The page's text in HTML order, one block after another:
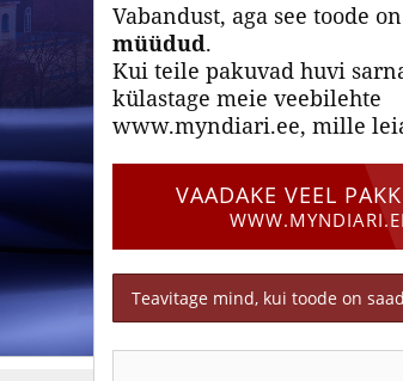
Vabandust, aga see toode on
müüdud.
Kui teile pakuvad huvi
külastage meie veebilehte
www.myndiari.ee, mille
VAADAKE VEEL
Teavitage mind, kui toode on